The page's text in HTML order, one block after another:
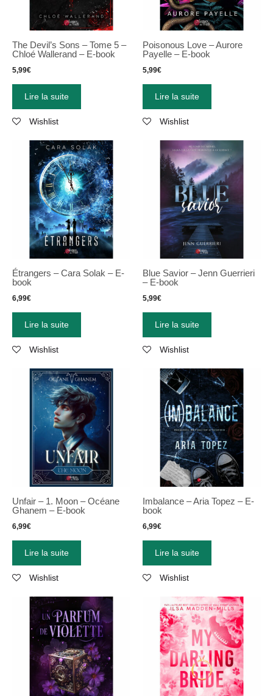
The Devil’s Sons – Tome 5 –
Chloé Wallerand – E-book
5,99€
Lire la suite
Wishlist
Poisonous Love – Aurore
Payelle – E-book
5,99€
Lire la suite
Wishlist
Étrangers – Cara Solak – E-
book
6,99€
Lire la suite
Wishlist
Blue Savior – Jenn Guerrieri
– E-book
5,99€
Lire la suite
Wishlist
Unfair – 1. Moon – Océane
Ghanem – E-book
6,99€
Lire la suite
Wishlist
Imbalance – Aria Topez – E-
book
6,99€
Lire la suite
Wishlist